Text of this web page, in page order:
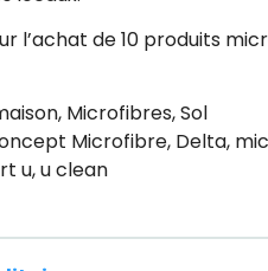
l’achat de 10 produits
, Microfibres,Sol
Microfibre, Delta,
u,u clean